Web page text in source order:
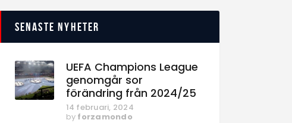
Senaste nyheter
UEFA Champions League
genomgår sor
förändring från 2024/25
14 februari, 2024
by forzamondo